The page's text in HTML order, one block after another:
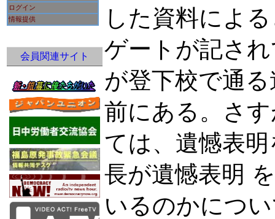
ログイン
情報提供
会員関連サイト
した資料によ
ゲートが記さ
が登下校で通
前にある。さ
ては、遺憾表
長が遺憾表明
いるのかにつ